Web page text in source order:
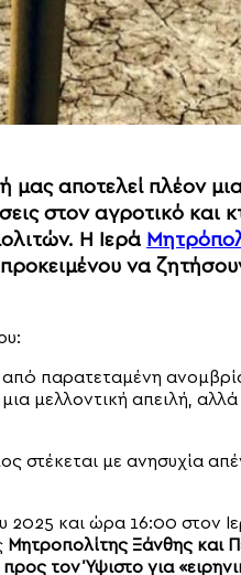
μας αποτελεί πλέον
στον αγροτικό και
Η Ιερά
να
παρατεταμένη
μελλοντική απειλή, αλλά
στέκεται με ανησυχία
2025 και ώρα 16:00 στον
Μητροπολίτης Ξάνθης και
τον Ύψιστο για
η
στη